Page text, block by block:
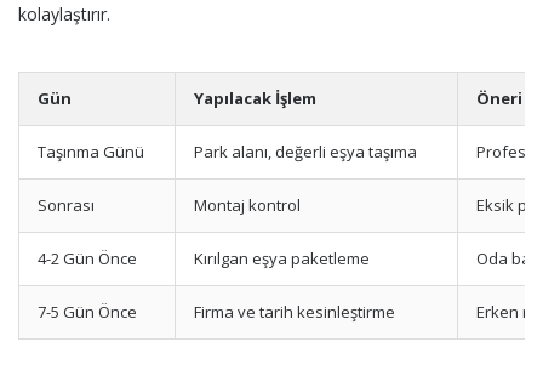
kolaylaştırır.
Gün Yapılacak İşlem Öneri
Taşınma Günü Park alanı, değerli eşya taşıma
Sonrası Montaj kontrol Eksik
4-2 Gün Önce Kırılgan eşya paketleme Oda
7-5 Gün Önce Firma ve tarih kesinleştirme Erken